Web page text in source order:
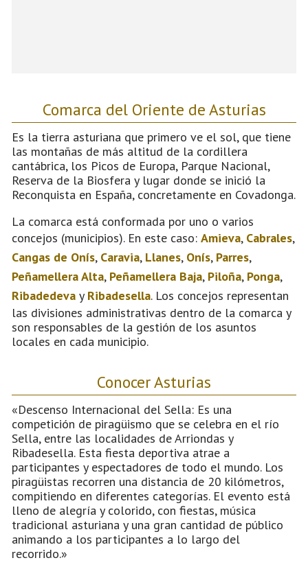
Comarca del Oriente de Asturias
Es la tierra asturiana que primero ve el sol, que tiene
las montañas de más altitud de la cordillera
cantábrica, los Picos de Europa, Parque Nacional,
Reserva de la Biosfera y lugar donde se inició la
Reconquista en España, concretamente en Covadonga.
La comarca está conformada por uno o varios
concejos (municipios). En este caso: Amieva, Cabrales,
Cangas de Onís, Caravia, Llanes, Onís, Parres,
Peñamellera Alta, Peñamellera Baja, Piloña, Ponga,
Ribadedeva y Ribadesella. Los concejos representan
las divisiones administrativas dentro de la comarca y
son responsables de la gestión de los asuntos
locales en cada municipio.
Conocer Asturias
«Descenso Internacional del Sella: Es una
competición de piragüismo que se celebra en el río
Sella, entre las localidades de Arriondas y
Ribadesella. Esta fiesta deportiva atrae a
participantes y espectadores de todo el mundo. Los
piragüistas recorren una distancia de 20 kilómetros,
compitiendo en diferentes categorías. El evento está
lleno de alegría y colorido, con fiestas, música
tradicional asturiana y una gran cantidad de público
animando a los participantes a lo largo del
recorrido.»